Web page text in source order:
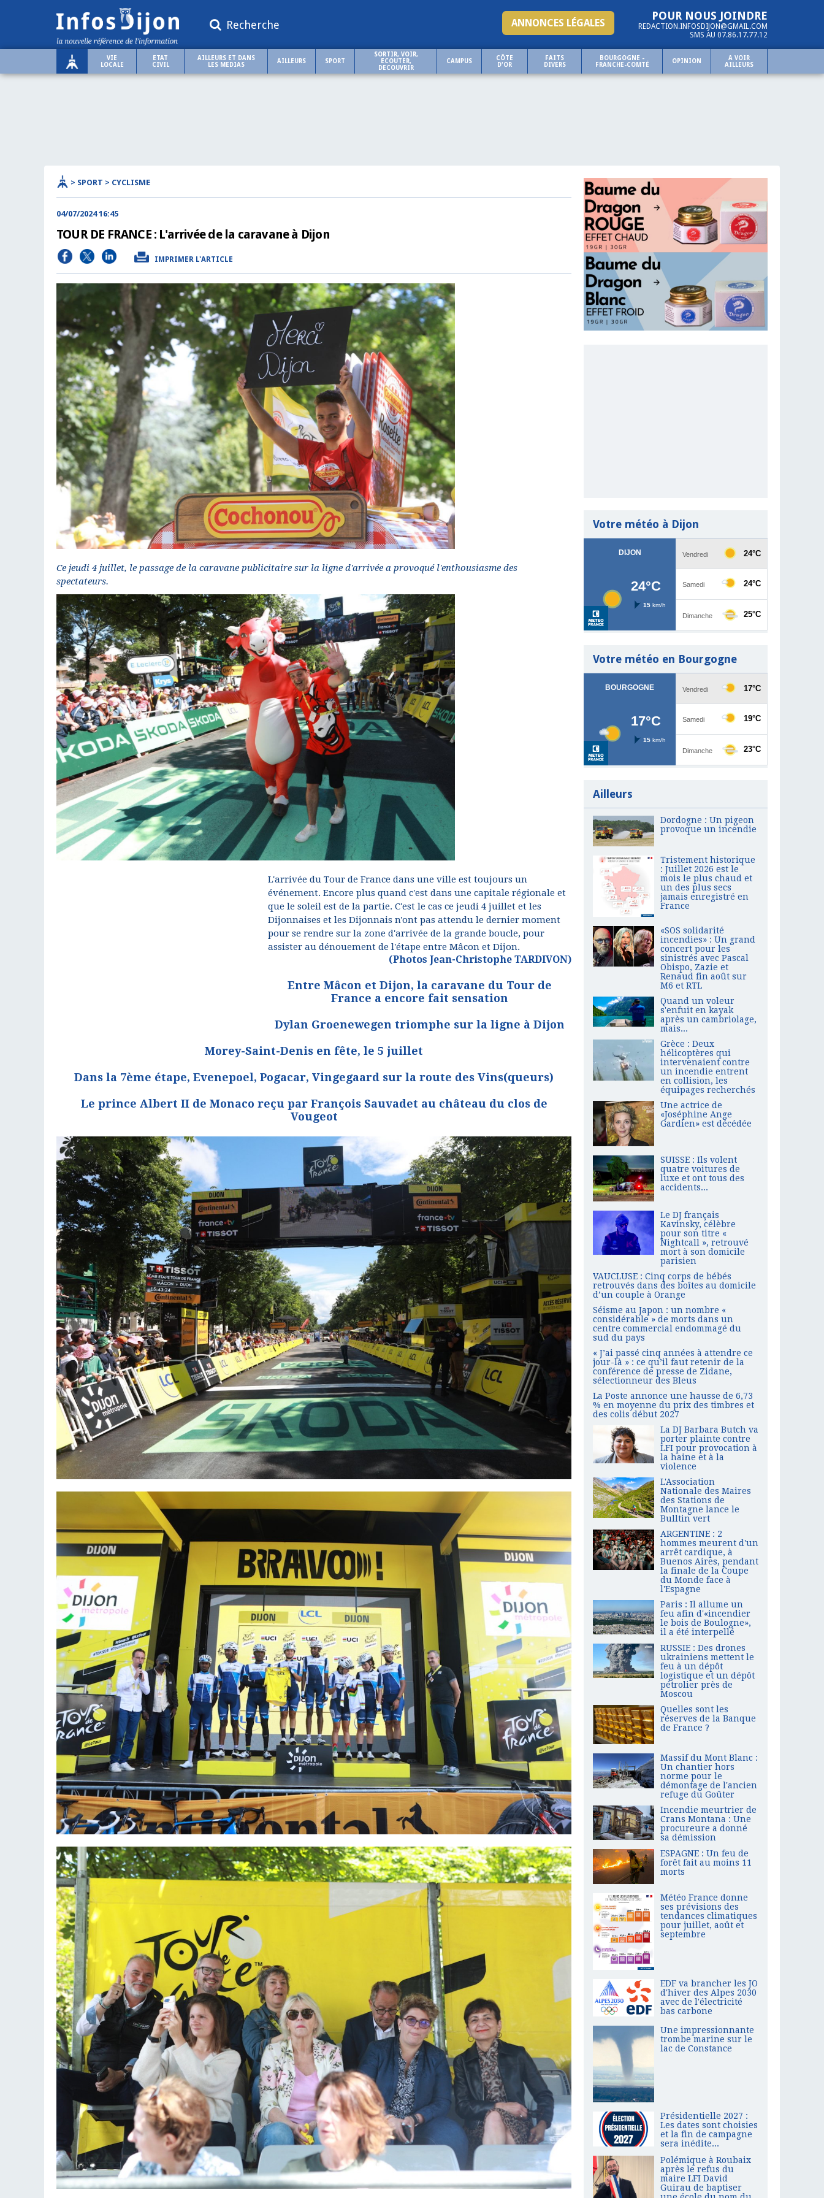
Recherche
POUR NOUS JOINDRE
REDACTION.INFOSDIJON@GMAIL.COM
SMS AU 07.86.17.77.12
ANNONCES LÉGALES
VIE
LOCALE
ETAT
CIVIL
AILLEURS ET DANS
LES MEDIAS
AILLEURS SPORT
SORTIR, VOIR,
ECOUTER,
DECOUVRIR
CAMPUS
CÔTE
D'OR
FAITS
DIVERS
BOURGOGNE -
FRANCHE-COMTÉ
OPINION
A VOIR
AILLEURS
> SPORT > CYCLISME
04/07/2024 16:45
TOUR DE FRANCE : L'arrivée de la caravane à Dijon
IMPRIMER L'ARTICLE
Ce jeudi 4 juillet, le passage de la caravane publicitaire sur la ligne d'arrivée a provoqué l'enthousiasme des
spectateurs.
L'arrivée du Tour de France dans une ville est toujours un
événement. Encore plus quand c'est dans une capitale régionale et
que le soleil est de la partie. C'est le cas ce jeudi 4 juillet et les
Dijonnaises et les Dijonnais n'ont pas attendu le dernier moment
pour se rendre sur la zone d'arrivée de la grande boucle, pour
assister au dénouement de l'étape entre Mâcon et Dijon.
(Photos Jean-Christophe TARDIVON)
Entre Mâcon et Dijon, la caravane du Tour de
France a encore fait sensation
Dylan Groenewegen triomphe sur la ligne à Dijon
Morey-Saint-Denis en fête, le 5 juillet
Dans la 7ème étape, Evenepoel, Pogacar, Vingegaard sur la route des Vins(queurs)
Le prince Albert II de Monaco reçu par François Sauvadet au château du clos de
Vougeot
Votre météo à Dijon
Votre météo en Bourgogne
Ailleurs
Dordogne : Un pigeon
provoque un incendie
Tristement historique
: Juillet 2026 est le
mois le plus chaud et
un des plus secs
jamais enregistré en
France
«SOS solidarité
incendies» : Un grand
concert pour les
sinistrés avec Pascal
Obispo, Zazie et
Renaud fin août sur
M6 et RTL
Quand un voleur
s'enfuit en kayak
après un cambriolage,
mais...
Grèce : Deux
hélicoptères qui
intervenaient contre
un incendie entrent
en collision, les
équipages recherchés
Une actrice de
«Joséphine Ange
Gardien» est décédée
SUISSE : Ils volent
quatre voitures de
luxe et ont tous des
accidents...
Le DJ français
Kavinsky, célèbre
pour son titre «
Nightcall », retrouvé
mort à son domicile
parisien
VAUCLUSE : Cinq corps de bébés
retrouvés dans des boîtes au domicile
d’un couple à Orange
Séisme au Japon : un nombre «
considérable » de morts dans un
centre commercial endommagé du
sud du pays
« J’ai passé cinq années à attendre ce
jour-là » : ce qu’il faut retenir de la
conférence de presse de Zidane,
sélectionneur des Bleus
La Poste annonce une hausse de 6,73
% en moyenne du prix des timbres et
des colis début 2027
La DJ Barbara Butch va
porter plainte contre
LFI pour provocation à
la haine et à la
violence
L'Association
Nationale des Maires
des Stations de
Montagne lance le
Bulltin vert
ARGENTINE : 2
hommes meurent d'un
arrêt cardique, à
Buenos Aires, pendant
la finale de la Coupe
du Monde face à
l'Espagne
Paris : Il allume un
feu afin d'«incendier
le bois de Boulogne»,
il a été interpellé
RUSSIE : Des drones
ukrainiens mettent le
feu à un dépôt
logistique et un dépôt
pétrolier près de
Moscou
Quelles sont les
réserves de la Banque
de France ?
Massif du Mont Blanc :
Un chantier hors
norme pour le
démontage de l'ancien
refuge du Goûter
Incendie meurtrier de
Crans Montana : Une
procureure a donné
sa démission
ESPAGNE : Un feu de
forêt fait au moins 11
morts
Météo France donne
ses prévisions des
tendances climatiques
pour juillet, août et
septembre
EDF va brancher les JO
d'hiver des Alpes 2030
avec de l'électricité
bas carbone
Une impressionnante
trombe marine sur le
lac de Constance
Présidentielle 2027 :
Les dates sont choisies
et la fin de campagne
sera inédite...
Polémique à Roubaix
après le refus du
maire LFI David
Guirau de baptiser